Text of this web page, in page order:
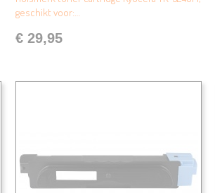
geschikt voor:…
€ 29,95